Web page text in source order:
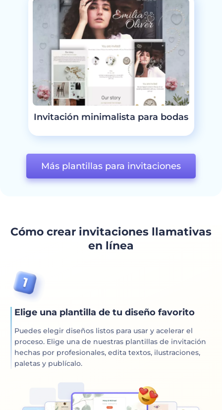
Invitación minimalista para bodas
Más plantillas para invitaciones
Cómo crear invitaciones llamativas
en línea
Elige una plantilla de tu diseño favorito
Puedes elegir diseños listos para usar y acelerar el
proceso. Elige una de nuestras plantillas de invitación
hechas por profesionales, edita textos, ilustraciones,
paletas y publícalo.